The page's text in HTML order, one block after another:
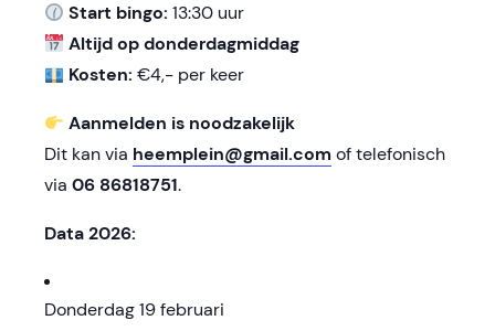
Start bingo: 13:30 uur
Altijd op donderdagmiddag
Kosten: €4,- per keer
Aanmelden is noodzakelijk
Dit kan via heemplein@gmail.com of telefonisch
via 06 86818751.
Data 2026:
Donderdag 19 februari